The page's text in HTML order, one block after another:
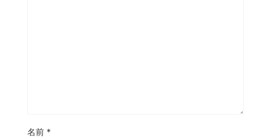
名前 *